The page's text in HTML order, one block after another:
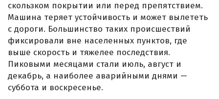
скользком покрытии или перед препятствием.
Машина теряет устойчивость и может вылететь
с дороги. Большинство таких происшествий
фиксировали вне населенных пунктов, где
выше скорость и тяжелее последствия.
Пиковыми месяцами стали июль, август и
декабрь, а наиболее аварийными днями —
суббота и воскресенье.